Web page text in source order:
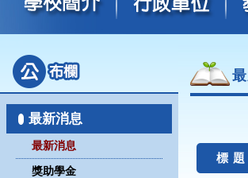
最新消息
最新消息
獎助學金
標 題